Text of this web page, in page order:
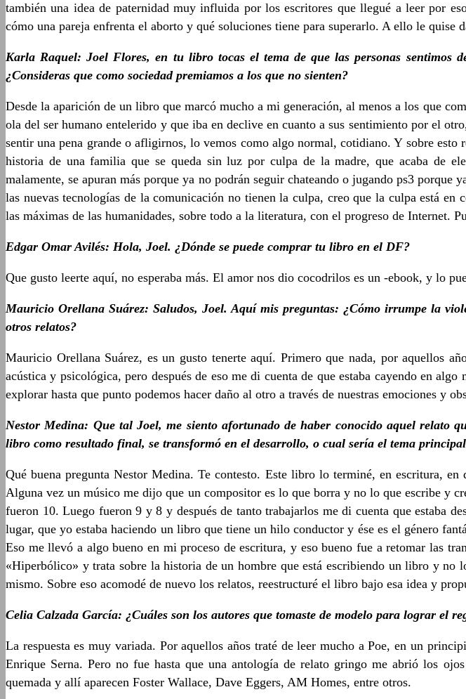
también una idea de paternidad muy influida por los escritores que llegué a leer por
cómo una pareja enfrenta el aborto y qué soluciones tiene para superarlo. A ello le
Karla Raquel: Joel Flores, en tu libro tocas el tema de que las personas sentimos
¿Consideras que como sociedad premiamos a los que no sienten?
Desde la aparición de un libro que marcó mucho a mi generación, al menos a los que
ola del ser humano entelerido y que iba en declive en cuanto a sus sentimiento por el
sentir una pena grande o afligirnos, lo vemos como algo normal, cotidiano. Y sobre
historia de una familia que se queda sin luz por culpa de la madre, que acaba de
malamente, se apuran más porque ya no podrán seguir chateando o jugando ps3
las nuevas tecnologías de la comunicación no tienen la culpa, creo que la culpa está en
las máximas de las humanidades, sobre todo a la literatura, con el progreso de Internet.
Edgar Omar Avilés: Hola, Joel. ¿Dónde se puede comprar tu libro en el DF?
Que gusto leerte aquí, no esperaba más. El amor nos dio cocodrilos es un -ebook, y lo
Mauricio Orellana Suárez: Saludos, Joel. Aquí mis preguntas: ¿Cómo irrumpe la
otros relatos?
Mauricio Orellana Suárez, es un gusto tenerte aquí. Primero que nada, por aquellos
acústica y psicológica, pero después de eso me di cuenta de que estaba cayendo en
explorar hasta que punto podemos hacer daño al otro a través de nuestras emociones y
Nestor Medina: Que tal Joel, me siento afortunado de haber conocido aquel relato
libro como resultado final, se transformó en el desarrollo, o cual sería el tema
Qué buena pregunta Nestor Medina. Te contesto. Este libro lo terminé, en escritura,
Alguna vez un músico me dijo que un compositor es lo que borra y no lo que escribe y
fueron 10. Luego fueron 9 y 8 y después de tanto trabajarlos me di cuenta que estaba
lugar, que yo estaba haciendo un libro que tiene un hilo conductor y ése es el género
Eso me llevó a algo bueno en mi proceso de escritura, y eso bueno fue a retomar las
«Hiperbólico» y trata sobre la historia de un hombre que está escribiendo un libro y no
mismo. Sobre eso acomodé de nuevo los relatos, reestructuré el libro bajo esa idea y
Celia Calzada García: ¿Cuáles son los autores que tomaste de modelo para lograr el
La respuesta es muy variada. Por aquellos años traté de leer mucho a Poe, en un
Enrique Serna. Pero no fue hasta que una antología de relato gringo me abrió los
quemada y allí aparecen Foster Wallace, Dave Eggers, AM Homes, entre otros.